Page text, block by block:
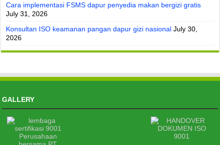
Cara implementasi FSMS dapur penyedia makan bergizi gratis
July 31, 2026
Konsultan ISO keamanan pangan dapur gizi nasional July 30,
2026
GALLERY